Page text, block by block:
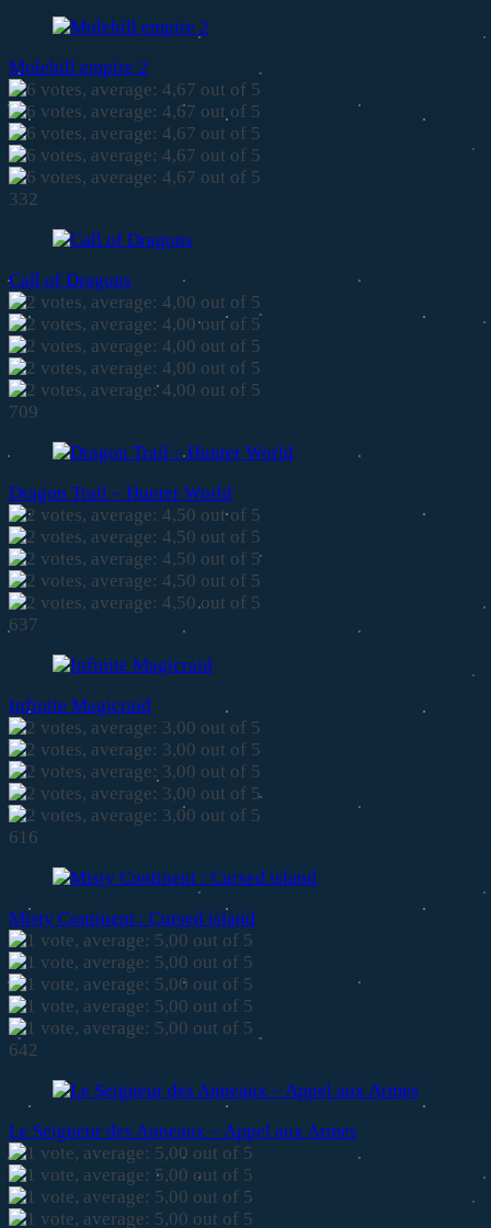
Molehill empire 2
332
Call of Dragons
709
Dragon Trail – Hunter World
637
Infinite Magicraid
616
Misty Continent : Cursed island
642
Le Seigneur des Anneaux – Appel aux Armes